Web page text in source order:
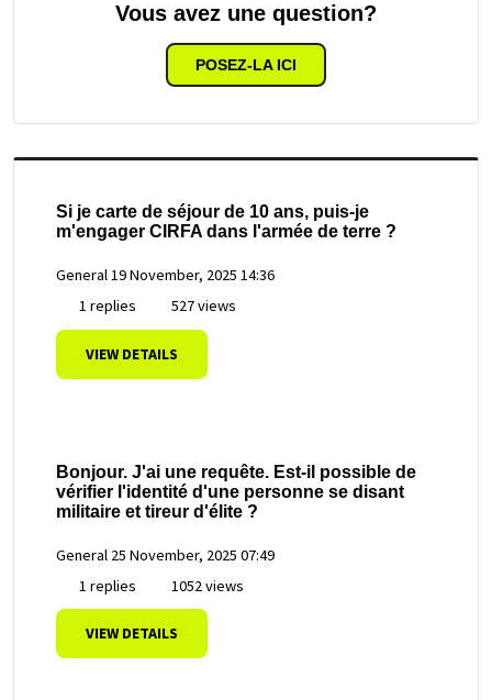
Vous avez une question?
POSEZ-LA ICI
Si je carte de séjour de 10 ans, puis-je
m'engager CIRFA dans l'armée de terre ?
General19 November, 2025 14:36
1 replies
527 views
VIEW DETAILS
Bonjour. J'ai une requête. Est-il possible de
vérifier l'identité d'une personne se disant
militaire et tireur d'élite ?
General 25 November, 2025 07:49
1 replies
1052 views
VIEW DETAILS